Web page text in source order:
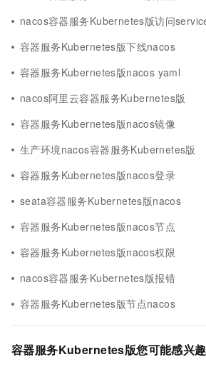
nacos容器服务Kubernetes版访问
容器服务Kubernetes版下线nacos
容器服务Kubernetes版nacos yaml
nacos阿里云容器服务Kubernetes版
容器服务Kubernetes版nacos镜像
生产环境nacos容器服务Kubernetes版
容器服务Kubernetes版nacos登录
seata容器服务Kubernetes版nacos
容器服务Kubernetes版nacos节点
容器服务Kubernetes版nacos权限
nacos容器服务Kubernetes版报错
容器服务Kubernetes版节点nacos
容器服务Kubernetes版您可能感兴趣